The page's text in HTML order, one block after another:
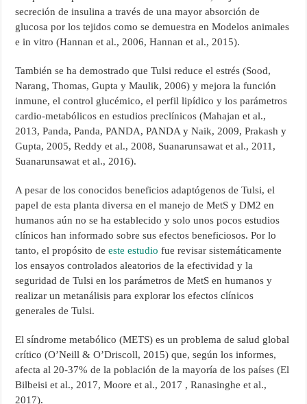
secreción de insulina a través de una mayor absorción de
glucosa por los tejidos como se demuestra en Modelos animales
e in vitro (Hannan et al., 2006, Hannan et al., 2015).
También se ha demostrado que Tulsi reduce el estrés (Sood,
Narang, Thomas, Gupta y Maulik, 2006) y mejora la función
inmune, el control glucémico, el perfil lipídico y los parámetros
cardio-metabólicos en estudios preclínicos (Mahajan et al.,
2013, Panda, Panda, PANDA, PANDA y Naik, 2009, Prakash y
Gupta, 2005, Reddy et al., 2008, Suanarunsawat et al., 2011,
Suanarunsawat et al., 2016).
A pesar de los conocidos beneficios adaptógenos de Tulsi, el
papel de esta planta diversa en el manejo de MetS y DM2 en
humanos aún no se ha establecido y solo unos pocos estudios
clínicos han informado sobre sus efectos beneficiosos. Por lo
tanto, el propósito deeste estudio fue revisar sistemáticamente
los ensayos controlados aleatorios de la efectividad y la
seguridad de Tulsi en los parámetros de MetS en humanos y
realizar un metanálisis para explorar los efectos clínicos
generales de Tulsi.
El síndrome metabólico (METS) es un problema de salud global
crítico (O’Neill & O’Driscoll, 2015) que, según los informes,
afecta al 20-37% de la población de la mayoría de los países (El
Bilbeisi et al., 2017, Moore et al., 2017 , Ranasinghe et al.,
2017).